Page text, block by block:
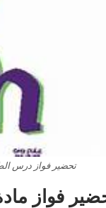
تحضير فواز درس
فواز